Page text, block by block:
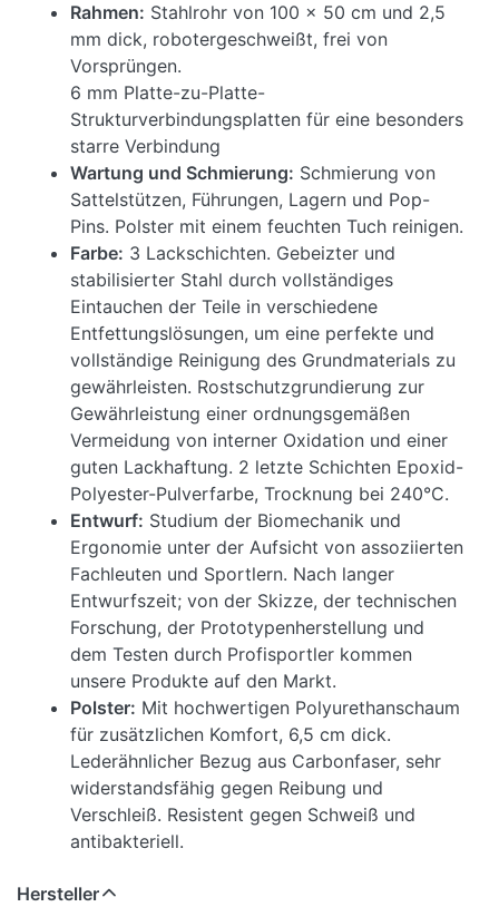
Rahmen: Stahlrohr von 100 x 50 cm und 2,5
mm dick, robotergeschweißt, frei von
Vorsprüngen.
6 mm Platte-zu-Platte-
Strukturverbindungsplatten für eine besonders
starre Verbindung
Wartung und Schmierung: Schmierung von
Sattelstützen, Führungen, Lagern und Pop-
Pins. Polster mit einem feuchten Tuch reinigen.
Farbe: 3 Lackschichten. Gebeizter und
stabilisierter Stahl durch vollständiges
Eintauchen der Teile in verschiedene
Entfettungslösungen, um eine perfekte und
vollständige Reinigung des Grundmaterials zu
gewährleisten. Rostschutzgrundierung zur
Gewährleistung einer ordnungsgemäßen
Vermeidung von interner Oxidation und einer
guten Lackhaftung. 2 letzte Schichten Epoxid-
Polyester-Pulverfarbe, Trocknung bei 240°C.
Entwurf: Studium der Biomechanik und
Ergonomie unter der Aufsicht von assoziierten
Fachleuten und Sportlern. Nach langer
Entwurfszeit; von der Skizze, der technischen
Forschung, der Prototypenherstellung und
dem Testen durch Profisportler kommen
unsere Produkte auf den Markt.
Polster: Mit hochwertigen Polyurethanschaum
für zusätzlichen Komfort, 6,5 cm dick.
Lederähnlicher Bezug aus Carbonfaser, sehr
widerstandsfähig gegen Reibung und
Verschleiß. Resistent gegen Schweiß und
antibakteriell.
Hersteller